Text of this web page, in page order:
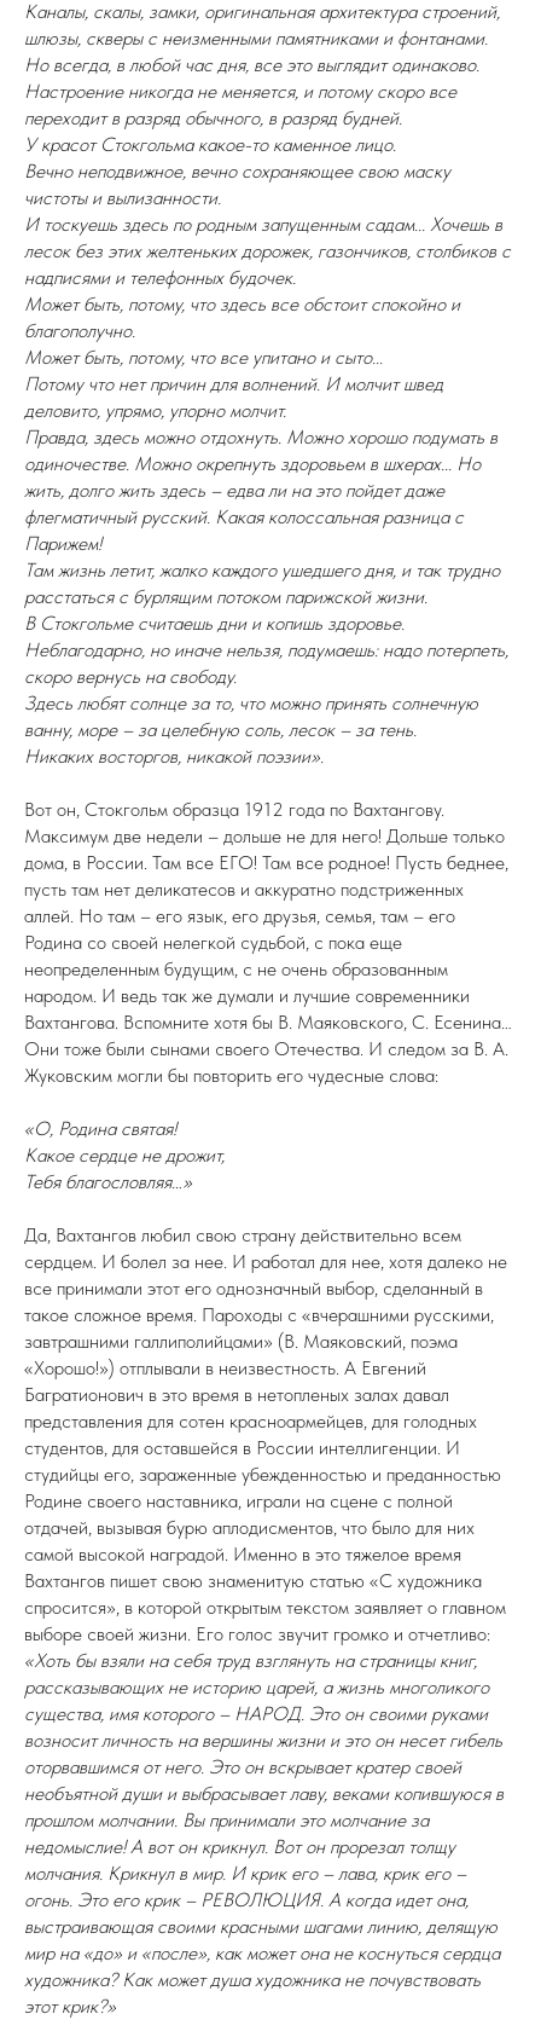
Каналы, скалы, замки, оригинальная архитектура строений,
шлюзы, скверы с неизменными памятниками и фонтанами.
Но всегда, в любой час дня, все это выглядит одинаково.
Настроение никогда не меняется, и потому скоро все
переходит в разряд обычного, в разряд будней.
У красот Стокгольма какое-то каменное лицо.
Вечно неподвижное, вечно сохраняющее свою маску
чистоты и вылизанности.
И тоскуешь здесь по родным запущенным садам... Хочешь в
лесок без этих желтеньких дорожек, газончиков, столбиков с
надписями и телефонных будочек.
Может быть, потому, что здесь все обстоит спокойно и
благополучно.
Может быть, потому, что все упитано и сыто...
Потому что нет причин для волнений. И молчит швед
деловито, упрямо, упорно молчит.
Правда, здесь можно отдохнуть. Можно хорошо подумать в
одиночестве. Можно окрепнуть здоровьем в шхерах... Но
жить, долго жить здесь – едва ли на это пойдет даже
флегматичный русский. Какая колоссальная разница с
Парижем!
Там жизнь летит, жалко каждого ушедшего дня, и так трудно
расстаться с бурлящим потоком парижской жизни.
В Стокгольме считаешь дни и копишь здоровье.
Неблагодарно, но иначе нельзя, подумаешь: надо потерпеть,
скоро вернусь на свободу.
Здесь любят солнце за то, что можно принять солнечную
ванну, море – за целебную соль, лесок – за тень.
Никаких восторгов, никакой поэзии».
Вот он, Стокгольм образца 1912 года по Вахтангову.
Максимум две недели – дольше не для него! Дольше только
дома, в России. Там все ЕГО! Там все родное! Пусть беднее,
пусть там нет деликатесов и аккуратно подстриженных
аллей. Но там – его язык, его друзья, семья, там – его
Родина со своей нелегкой судьбой, с пока еще
неопределенным будущим, с не очень образованным
народом. И ведь так же думали и лучшие современники
Вахтангова. Вспомните хотя бы В. Маяковского, С. Есенина…
Они тоже были сынами своего Отечества. И следом за В. А.
Жуковским могли бы повторить его чудесные слова:
«О, Родина святая!
Какое сердце не дрожит,
Тебя благословляя…»
Да, Вахтангов любил свою страну действительно всем
сердцем. И болел за нее. И работал для нее, хотя далеко не
все принимали этот его однозначный выбор, сделанный в
такое сложное время. Пароходы с «вчерашними русскими,
завтрашними галлиполийцами» (В. Маяковский, поэма
«Хорошо!») отплывали в неизвестность. А Евгений
Багратионович в это время в нетопленых залах давал
представления для сотен красноармейцев, для голодных
студентов, для оставшейся в России интеллигенции. И
студийцы его, зараженные убежденностью и преданностью
Родине своего наставника, играли на сцене с полной
отдачей, вызывая бурю аплодисментов, что было для них
самой высокой наградой. Именно в это тяжелое время
Вахтангов пишет свою знаменитую статью «С художника
спросится», в которой открытым текстом заявляет о главном
выборе своей жизни. Его голос звучит громко и отчетливо:
«Хоть бы взяли на себя труд взглянуть на страницы книг,
рассказывающих не историю царей, а жизнь многоликого
существа, имя которого – НАРОД. Это он своими руками
возносит личность на вершины жизни и это он несет гибель
оторвавшимся от него. Это он вскрывает кратер своей
необъятной души и выбрасывает лаву, веками копившуюся в
прошлом молчании. Вы принимали это молчание за
недомыслие! А вот он крикнул. Вот он прорезал толщу
молчания. Крикнул в мир. И крик его – лава, крик его –
огонь. Это его крик – РЕВОЛЮЦИЯ. А когда идет она,
выстраивающая своими красными шагами линию, делящую
мир на «до» и «после», как может она не коснуться сердца
художника? Как может душа художника не почувствовать
этот крик?»